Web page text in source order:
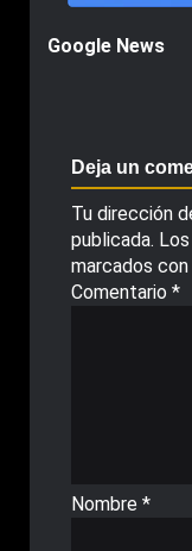
Google News
Deja un
Tu dirección
publicada.
marcados con
Comentario *
Nombre *